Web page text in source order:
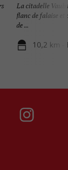
La citadelle
flanc de falaise
de ...
10,2 km -